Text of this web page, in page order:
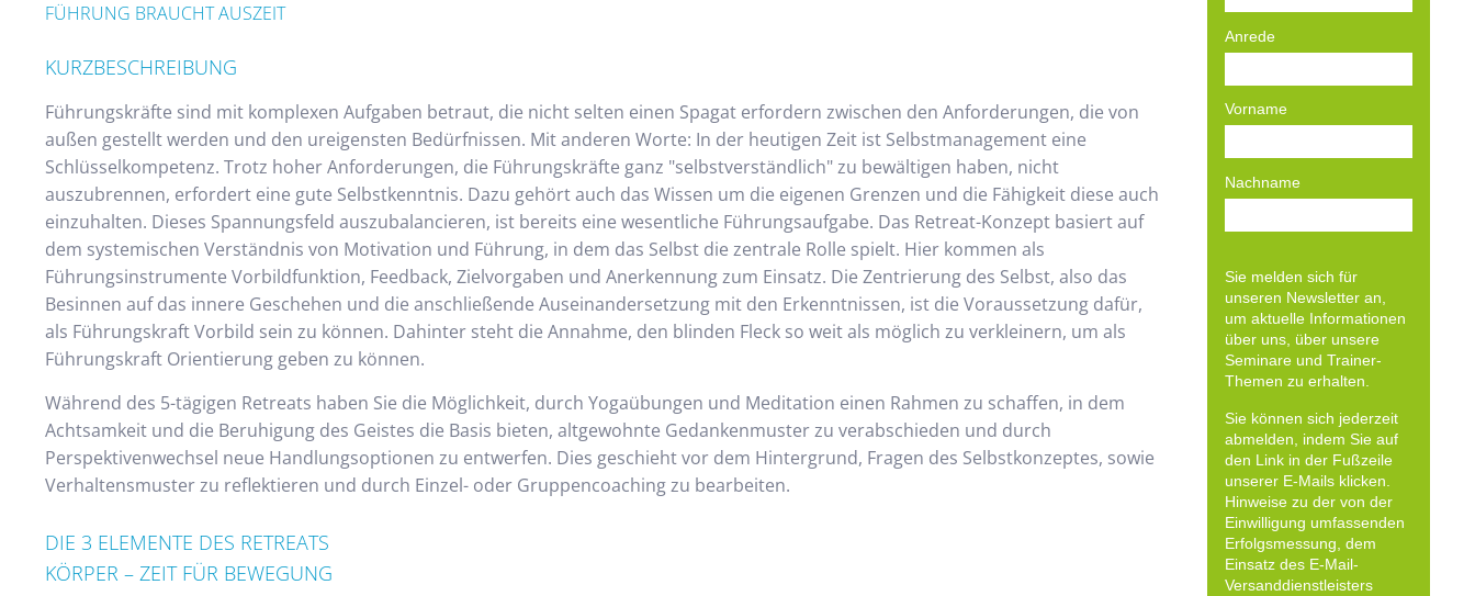
FÜHRUNG BRAUCHT AUSZEIT
KURZBESCHREIBUNG
Führungskräfte sind mit komplexen Aufgaben betraut, die nicht selten einen Spagat erfordern zwischen den Anforderungen, die von
außen gestellt werden und den ureigensten Bedürfnissen. Mit anderen Worte: In der heutigen Zeit ist Selbstmanagement eine
Schlüsselkompetenz. Trotz hoher Anforderungen, die Führungskräfte ganz "selbstverständlich" zu bewältigen haben, nicht
auszubrennen, erfordert eine gute Selbstkenntnis. Dazu gehört auch das Wissen um die eigenen Grenzen und die Fähigkeit diese auch
einzuhalten. Dieses Spannungsfeld auszubalancieren, ist bereits eine wesentliche Führungsaufgabe. Das Retreat-Konzept basiert auf
dem systemischen Verständnis von Motivation und Führung, in dem das Selbst die zentrale Rolle spielt. Hier kommen als
Führungsinstrumente Vorbildfunktion, Feedback, Zielvorgaben und Anerkennung zum Einsatz. Die Zentrierung des Selbst, also das
Besinnen auf das innere Geschehen und die anschließende Auseinandersetzung mit den Erkenntnissen, ist die Voraussetzung dafür,
als Führungskraft Vorbild sein zu können. Dahinter steht die Annahme, den blinden Fleck so weit als möglich zu verkleinern, um als
Führungskraft Orientierung geben zu können.
Während des 5-tägigen Retreats haben Sie die Möglichkeit, durch Yogaübungen und Meditation einen Rahmen zu schaffen, in dem
Achtsamkeit und die Beruhigung des Geistes die Basis bieten, altgewohnte Gedankenmuster zu verabschieden und durch
Perspektivenwechsel neue Handlungsoptionen zu entwerfen. Dies geschieht vor dem Hintergrund, Fragen des Selbstkonzeptes, sowie
Verhaltensmuster zu reflektieren und durch Einzel- oder Gruppencoaching zu bearbeiten.
DIE 3 ELEMENTE DES RETREATS
KÖRPER – ZEIT FÜR BEWEGUNG
Anrede
Vorname
Nachname
Sie melden sich für
unseren Newsletter an,
um aktuelle Informationen
über uns, über unsere
Seminare und Trainer-
Themen zu erhalten.
Sie können sich jederzeit
abmelden, indem Sie auf
den Link in der Fußzeile
unserer E-Mails klicken.
Hinweise zu der von der
Einwilligung umfassenden
Erfolgsmessung, dem
Einsatz des E-Mail-
Versanddienstleisters